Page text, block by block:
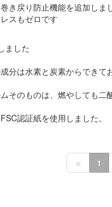
き戻り防止機能を追加しまし
スもゼロです
ました
分は水素と炭素からでき
そのものは、燃やしても二
認証紙を使用しました。
1